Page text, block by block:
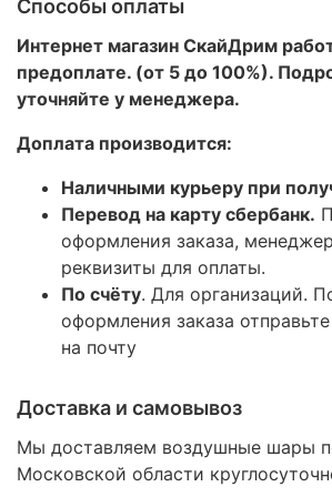
Способы оплаты
Интернет магазин СкайДрим
предоплате. (от 5 до 100%).
уточняйте у менеджера.
Доплата производится:
Наличными курьеру при
Перевод на карту сбербанк.
оформления заказа,
реквизиты для оплаты.
По счёту. Для организаций.
оформления заказа
на почту
Доставка и самовывоз
Мы доставляем воздушные шары
Московской области